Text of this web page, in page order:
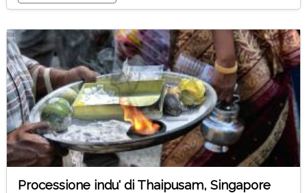
Processione indu' di Thaipusam, Singapore